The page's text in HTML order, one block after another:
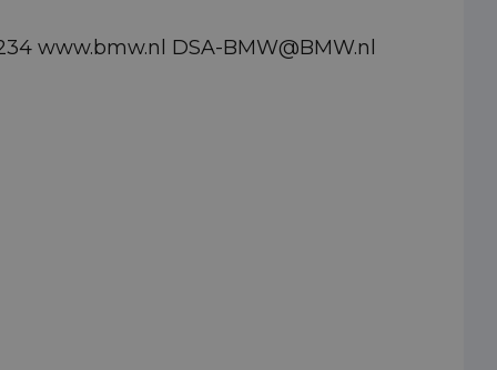
www.bmw.nl DSA-BMW@BMW.nl